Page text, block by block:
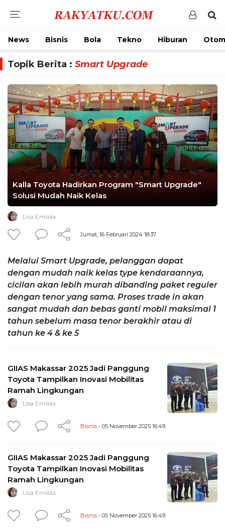
News Bisnis Bola Tekno Hiburan
Topik Berita : Smart Upgrade
Kalla Toyota Hadirkan Program "Smart Upgrade"
Solusi Mudah Naik Kelas
Lisa Emilda
Jumat, 16 Februari 2024 18:37
Melalui Smart Upgrade, pelanggan dapat
dengan mudah naik kelas type kendaraannya,
cicilan akan lebih murah dibanding paket reguler
dengan tenor yang sama. Proses trade in akan
sangat mudah dan bebas ganti mobil maksimal 1
tahun sebelum masa tenor berakhir atau di
tahun ke 4 & ke 5
GIIAS Makassar 2025 Jadi Panggung
Toyota Tampilkan Inovasi Mobilitas
Ramah Lingkungan
Lisa Emilda
Bisnis - 05 November 2025 16:49
GIIAS Makassar 2025 Jadi Panggung
Toyota Tampilkan Inovasi Mobilitas
Ramah Lingkungan
Lisa Emilda
Bisnis - 05 November 2025 16:49